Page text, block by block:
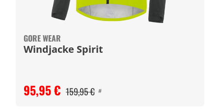
GORE WEAR
Windjacke Spirit
95,95 € 159,95 € #